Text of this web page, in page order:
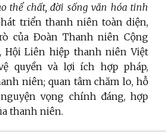
thể chất, đời sống văn hóa tinh
triển thanh niên toàn diện,
của Đoàn Thanh niên Cộng
Hội Liên hiệp thanh niên Việt
quyền và lợi ích hợp pháp,
niên; quan tâm chăm lo, hỗ
vọng chính đáng, hợp
thanh niên.